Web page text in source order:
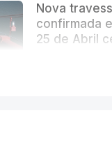
Nova
confirmada
25 de Abril